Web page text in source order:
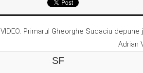
VIDEO: Primarul Gheorghe Sucaciu
Adrian
SF